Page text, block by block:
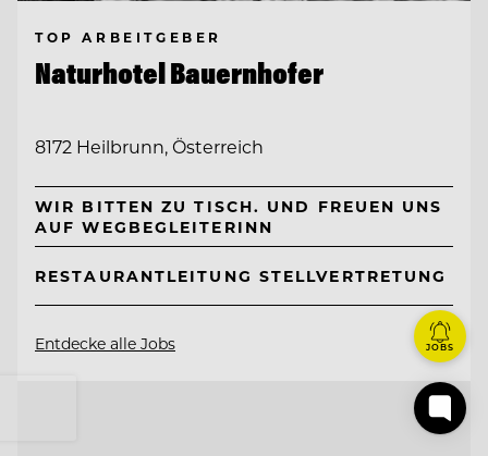
TOP ARBEITGEBER
Naturhotel Bauernhofer
8172 Heilbrunn, Österreich
WIR BITTEN ZU TISCH. UND FREUEN UNS
AUF WEGBEGLEITERINN
RESTAURANTLEITUNG STELLVERTRETUNG
Entdecke alle Jobs JOBS